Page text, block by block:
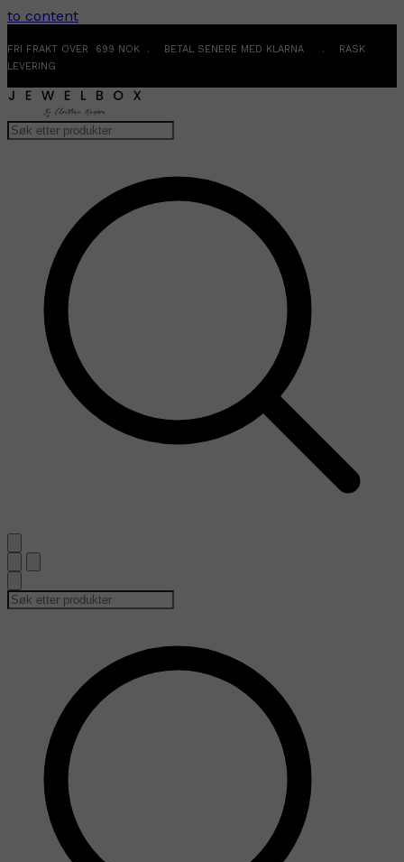
to content
FRI FRAKT OVER 699 NOK . BETAL SENERE MED KLARNA . RASK
LEVERING